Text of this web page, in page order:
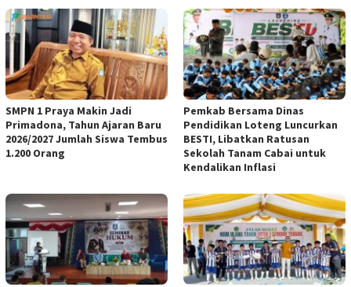
SMPN 1 Praya Makin Jadi
Primadona, Tahun Ajaran Baru
2026/2027 Jumlah Siswa Tembus
1.200 Orang
Pemkab Bersama Dinas
Pendidikan Loteng Luncurkan
BESTI, Libatkan Ratusan
Sekolah Tanam Cabai untuk
Kendalikan Inflasi